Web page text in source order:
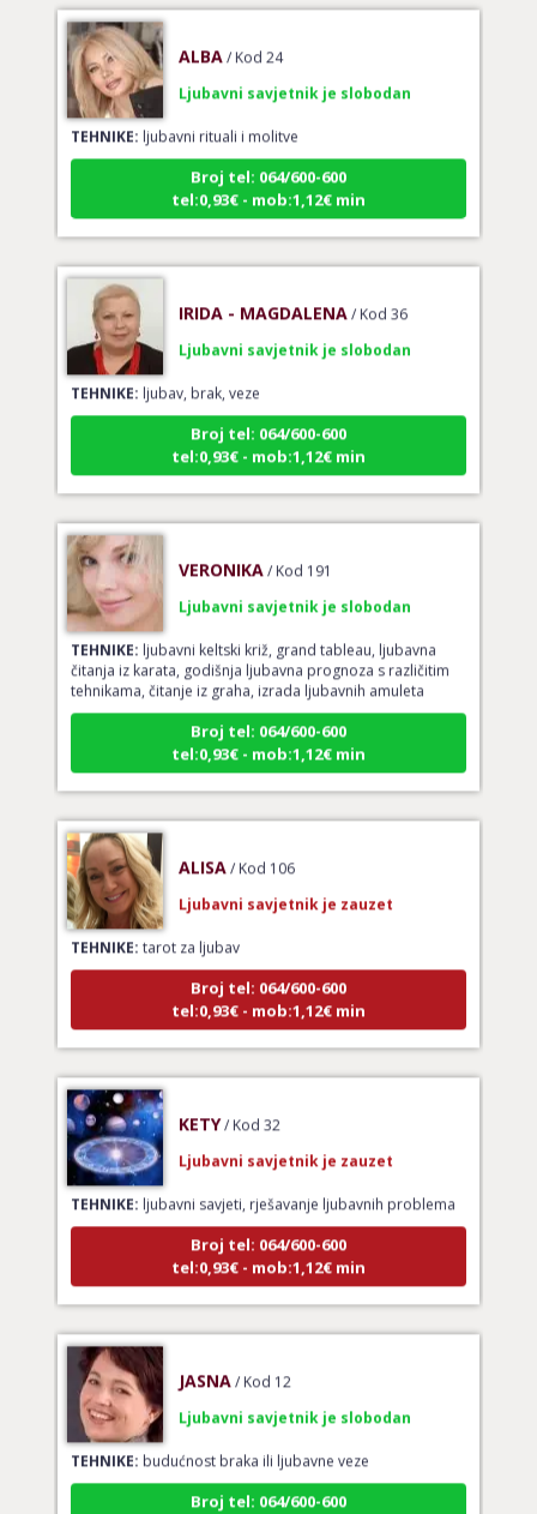
Ljubavni savjetnik je slobodan
TEHNIKE:ljubavni rituali i molitve
Broj tel: 064/600-600
tel:0,93€ - mob:1,12€ min
Ljubavni savjetnik je slobodan
TEHNIKE:ljubav, brak, veze
Broj tel: 064/600-600
tel:0,93€ - mob:1,12€ min
Ljubavni savjetnik je slobodan
TEHNIKE:ljubavni keltski križ, grand tableau, ljubavna
čitanja iz karata, godišnja ljubavna prognoza s različitim
tehnikama, čitanje iz graha, izrada ljubavnih amuleta
Broj tel: 064/600-600
tel:0,93€ - mob:1,12€ min
Ljubavni savjetnik je zauzet
TEHNIKE:tarot za ljubav
Broj tel: 064/600-600
tel:0,93€ - mob:1,12€ min
Ljubavni savjetnik je zauzet
TEHNIKE:ljubavni savjeti, rješavanje ljubavnih problema
Broj tel: 064/600-600
tel:0,93€ - mob:1,12€ min
Ljubavni savjetnik je slobodan
TEHNIKE:budućnost braka ili ljubavne veze
Broj tel: 064/600-600
tel:0,93€ - mob:1,12€ min